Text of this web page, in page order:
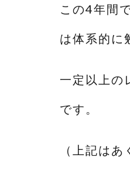
この4年間
は体系的に
一定以上の
です。
（上記は